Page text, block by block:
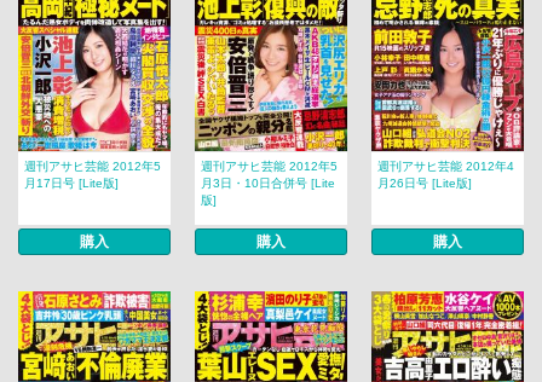
週刊アサヒ芸能 2012年5
月17日号 [Lite版]
購入
週刊アサヒ芸能 2012年5
月3日・10日合併号 [Lite
版]
購入
週刊アサヒ芸能 2012年4
月26日号 [Lite版]
購入